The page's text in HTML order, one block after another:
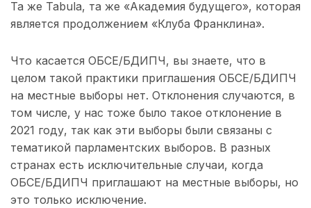
Та же Tabula, та же «Академия будущего», которая
является продолжением «Клуба Франклина».
Что касается ОБСЕ/БДИПЧ, вы знаете, что в
целом такой практики приглашения ОБСЕ/БДИПЧ
на местные выборы нет. Отклонения случаются, в
том числе, у нас тоже было такое отклонение в
2021 году, так как эти выборы были связаны с
тематикой парламентских выборов. В разных
странах есть исключительные случаи, когда
ОБСЕ/БДИПЧ приглашают на местные выборы, но
это только исключение.